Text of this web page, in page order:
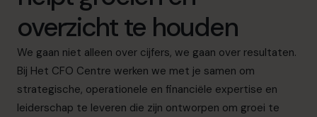
035 3333 555
info.nl@cfocentre.com
overzicht te houden
We gaan niet alleen over cijfers, we gaan over resultaten.
Bij Het CFO Centre werken we met je samen om
strategische, operationele en financiële expertise en
leiderschap te leveren die zijn ontworpen om groei te